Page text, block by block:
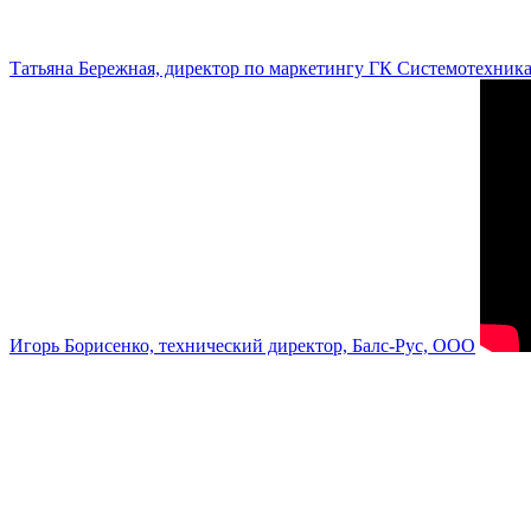
Татьяна Бережная, директор по маркетингу ГК Системотехника
Игорь Борисенко, технический директор, Балс-Рус, ООО